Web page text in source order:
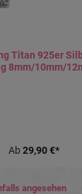
Titan 925er
mit Schmetterling 8mm/
Ab 29,90 €*
angesehen